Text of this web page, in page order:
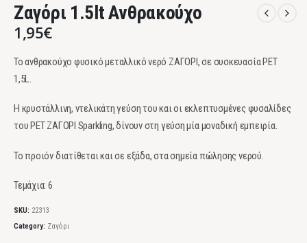
Ζαγόρι 1.5lt Ανθρακούχο
1,95€
Το ανθρακούχο φυσικό μεταλλικό νερό ΖΑΓΟΡΙ, σε συσκευασία PET
1,5L.
Η κρυστάλλινη, ντελικάτη γεύση του και οι εκλεπτυσμένες φυσαλίδες
του PET ΖΑΓΟΡΙ Sparkling, δίνουν στη γεύση μία μοναδική εμπειρία.
Το προιόν διατίθεται και σε εξάδα, στα σημεία πώλησης νερού.
Τεμάχια: 6
SKU: 22313
Category: Ζαγόρι